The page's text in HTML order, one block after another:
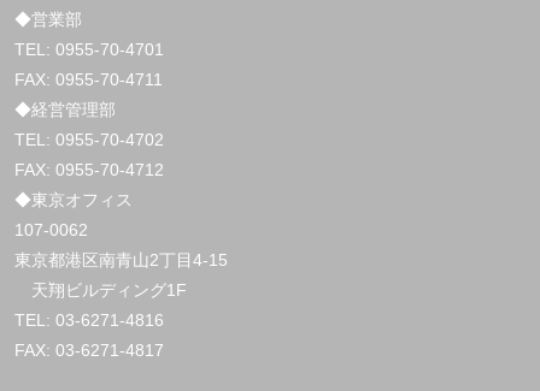
◆営業部
TEL: 0955-70-4701
FAX: 0955-70-4711
◆経営管理部
TEL: 0955-70-4702
FAX: 0955-70-4712
◆東京オフィス
107-0062
東京都港区南青山2丁目4-15
天翔ビルディング1F
TEL: 03-6271-4816
FAX: 03-6271-4817